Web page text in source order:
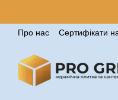
Про нас Сертифікати